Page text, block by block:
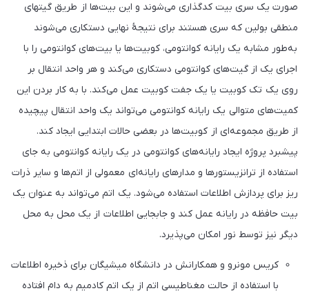
صورت یک سری بیت کدگذاری می‌شوند و این بیت‌ها از طریق گیتهای
منطقی بولین که سری هستند برای نتیجهٔ نهایی دستکاری می‌شوند
به‌طور مشابه یک رایانه کوانتومی، کوبیت‌ها یا بیت‌های کوانتومی را با
اجرای یک از گیت‌های کوانتومی دستکاری می‌کند و هر واحد انتقال بر
روی یک تک کوبیت یا یک جفت کوبیت عمل می‌کند. با به کار بردن این
کمیت‌های متوالی یک رایانه کوانتومی می‌تواند یک واحد انتقال پیچیده
از طریق مجموعه‌ای از کوبیت‌ها در بعضی حالات ابتدایی ایجاد کند.
پیشبرد پروژه ایجاد رایانه‌های کوانتومی در یک رایانه کوانتومی به جای
استفاده از ترانزیستورها و مدارهای رایانه‌ای معمولی از اتم‌ها و سایر ذرات
ریز برای پردازش اطلاعات استفاده می‌شود. یک اتم می‌تواند به عنوان یک
بیت حافظه در رایانه عمل کند و جابجایی اطلاعات از یک محل به محل
دیگر نیز توسط نور امکان می‌پذیرد.
کریس مونرو و همکارانش در دانشگاه میشیگان برای ذخیره اطلاعات
با استفاده از حالت مغناطیسی اتم از یک اتم کادمیم به دام افتاده